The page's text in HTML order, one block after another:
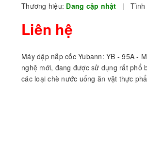
Thương hiệu: Đang cập nhật | Tình
Liên hệ
Máy dập nắp cốc Yubann: YB - 95A -
nghệ mới, đang được sử dụng rất phổ
các loại chè nước uống ăn vặt thực